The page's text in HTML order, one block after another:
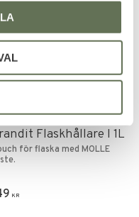
Lägg till i favoriter
Flaskhållare I 1L
för flaska med MOLLE
KR